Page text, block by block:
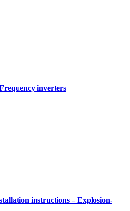
inverters
instructions – Explosion-